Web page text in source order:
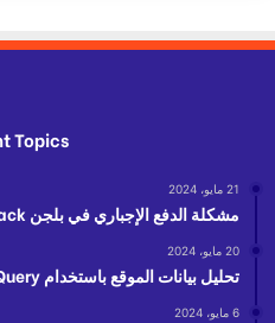
Topics
21 مايو، 2024
مشكلة الدفع الإجباري في بلجن Jetpack بعد التحديث
20 مايو، 2024
تحليل بيانات الموقع باستخدام BigQuery: دليل شامل للأوامر التحليلية
6 مايو، 2024